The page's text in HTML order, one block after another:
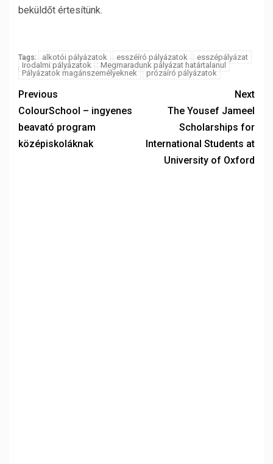
beküldőt értesítünk.
Tags: alkotói pályázatok esszéíró pályázatok
esszépályázat
Irodalmi pályázatok
Megmaradunk pályázat határtalanul
Pályázatok magánszemélyeknek
prózaíró pályázatok
Previous
ColourSchool – ingyenes
beavató program
középiskoláknak
Next
The Yousef Jameel
Scholarships for
International Students at
University of Oxford